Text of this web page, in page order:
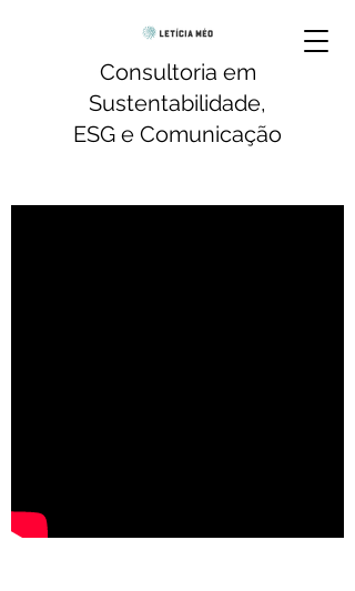
Consultoria em
Sustentabilidade,
ESG e Comunicação